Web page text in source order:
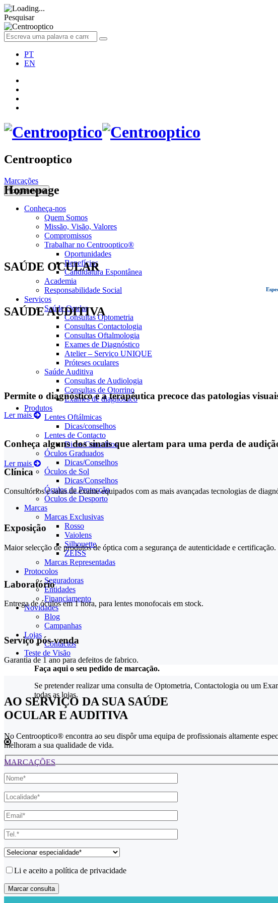
Pesquisar
PT
EN
Centrooptico
Marcações
Toggle menu
Conheça-nos
Quem Somos
Missão, Visão, Valores
Compromissos
Trabalhar no Centrooptico®
Oportunidades
Benefícios
Candidatura Espontânea
Academia
Responsabilidade Social
Serviços
Saúde Ocular
Consultas Optometria
Consultas Contactologia
Consultas Oftalmologia
Exames de Diagnóstico
Atelier – Serviço UNIQUE
Próteses oculares
Saúde Auditiva
Consultas de Audiologia
Consultas de Otorrino
Exames de diagnóstico
Produtos
Lentes Oftálmicas
Dicas/conselhos
Lentes de Contacto
Dicas/Conselhos
Óculos Graduados
Dicas/Conselhos
Óculos de Sol
Dicas/Conselhos
Óculos de Protecção
Óculos de Desporto
Marcas
Marcas Exclusivas
Rosso
Vaiolens
Silhouette
ZEISS
Marcas Representadas
Protocolos
Seguradoras
Entidades
Financiamento
Novidades
Blog
Campanhas
Lojas
Contactos
Teste de Visão
Homepage
SAÚDE OCULAR
SAÚDEAUDITIVA
Permite o diagnóstico e a terapêutica precoce das patologias
Ler mais
Conheça alguns dos sinais que alertam para uma perda de
Ler mais
Clínica
Consultórios e salas de exame equipados com as mais avançadas tecnologias de
Exposição
Maior selecção de produtos de óptica com a segurança de autenticidade e certificação.
Laboratório
Entrega de óculos em 1 hora, para lentes monofocais em stock.
Serviço pós-venda
Garantia de 1 ano para defeitos de fabrico.
AO SERVIÇO DA SUA SAÚDE
OCULAR E AUDITIVA
No Centrooptico® encontra ao seu dispôr uma equipa de profissionais altamente
melhoram a sua qualidade de vida.
MARCAÇÕES
Faça aqui o seu pedido de marcação.
Se pretender realizar uma consulta de Optometria, Contactologia ou um
todas as lojas.
Li e aceito a política de privacidade